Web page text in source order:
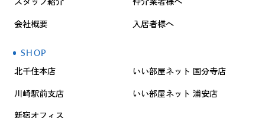
会社概要
入居者様へ
SHOP
北千住本店
川崎駅前支店
新宿オフィス
いい部屋ネット 国分寺店
いい部屋ネット 浦安店